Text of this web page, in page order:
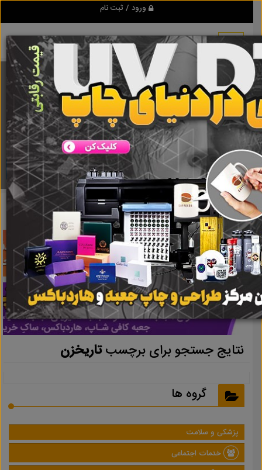
ورود / ثبت نام
برنامه اندروید تبلیغ شو
مرجع نیازمندیها و تبلیغات اینترنتی
دانلود
تبلیغ شو تاریخزن نتایج جستجو برای برچسب تاریخزن
نتایج جستجو برای برچسبتاریخزن
گروه ها
پزشکی و سلامت
خدمات اجتماعی